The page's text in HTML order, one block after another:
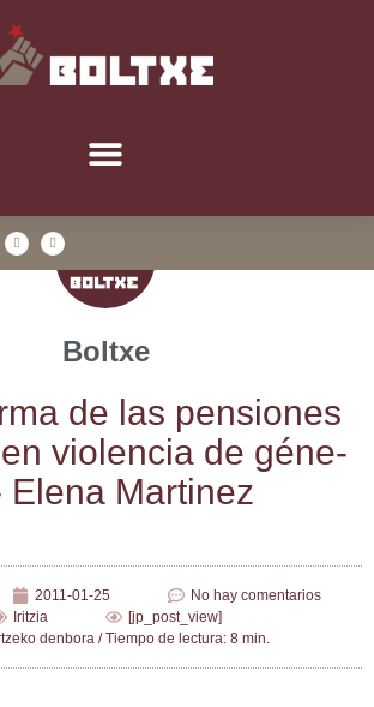
Boltxe
de las pen­sio­nes
vio­len­cia de géne­
Ele­na Martinez
2011-01-25
No hay comentarios
Iritzia
[jp_post_view]
denbora / Tiempo de lectura: 8 min.